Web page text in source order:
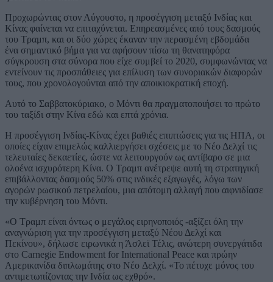
Προχωρώντας στον Αύγουστο, η προσέγγιση μεταξύ Ινδίας και
Κίνας φαίνεται να επιταχύνεται. Επηρεασμένες από τους δασμούς
του Τραμπ, και οι δύο χώρες έκαναν την περασμένη εβδομάδα
ένα σημαντικό βήμα για να αφήσουν πίσω τη θανατηφόρα
σύγκρουση στα σύνορα που είχε συμβεί το 2020, συμφωνώντας να
εντείνουν τις προσπάθειες για επίλυση των συνοριακών διαφορών
τους, που χρονολογούνται από την αποικιοκρατική εποχή.
Αυτό το Σαββατοκύριακο, ο Μόντι θα πραγματοποιήσει το πρώτο
του ταξίδι στην Κίνα εδώ και επτά χρόνια.
Η προσέγγιση Ινδίας-Κίνας έχει βαθιές επιπτώσεις για τις ΗΠΑ, οι
οποίες είχαν επιμελώς καλλιεργήσει σχέσεις με το Νέο Δελχί τις
τελευταίες δεκαετίες, ώστε να λειτουργούν ως αντίβαρο σε μια
ολοένα ισχυρότερη Κίνα. Ο Τραμπ ανέτρεψε αυτή τη στρατηγική
επιβάλλοντας δασμούς 50% στις ινδικές εξαγωγές, λόγω των
αγορών ρωσικού πετρελαίου, μια απότομη αλλαγή που αιφνιδίασε
την κυβέρνηση του Μόντι.
«Ο Τραμπ είναι όντως ο μεγάλος ειρηνοποιός -αξίζει όλη την
αναγνώριση για την προσέγγιση μεταξύ Νέου Δελχί και
Πεκίνου», δήλωσε ειρωνικά η Άσλεϊ Τέλις, ανώτερη συνεργάτιδα
στο Carnegie Endowment for International Peace και πρώην
Αμερικανίδα διπλωμάτης στο Νέο Δελχί. «Το πέτυχε μόνος του
αντιμετωπίζοντας την Ινδία ως εχθρό».